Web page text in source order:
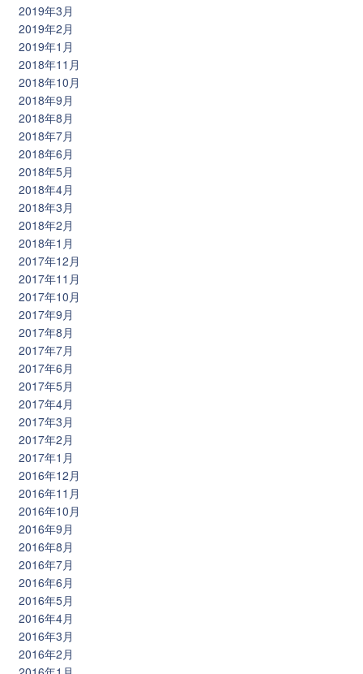
2019年3月
2019年2月
2019年1月
2018年11月
2018年10月
2018年9月
2018年8月
2018年7月
2018年6月
2018年5月
2018年4月
2018年3月
2018年2月
2018年1月
2017年12月
2017年11月
2017年10月
2017年9月
2017年8月
2017年7月
2017年6月
2017年5月
2017年4月
2017年3月
2017年2月
2017年1月
2016年12月
2016年11月
2016年10月
2016年9月
2016年8月
2016年7月
2016年6月
2016年5月
2016年4月
2016年3月
2016年2月